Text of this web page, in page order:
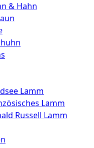
& Hahn
Lamm
Lamm
Russell Lamm